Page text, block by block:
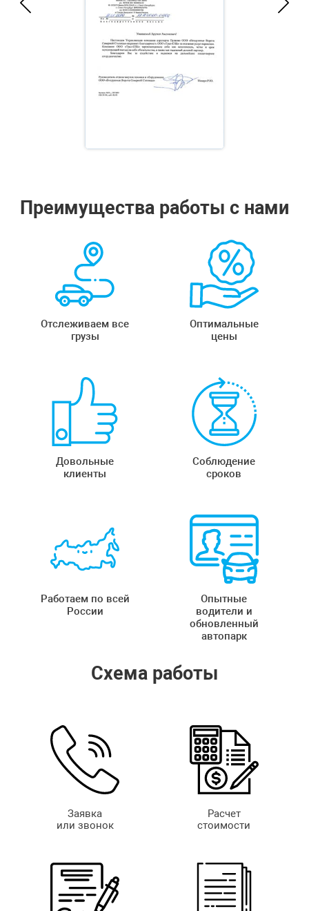
Преимущества работы с нами
Отслеживаем все
грузы
Оптимальные
цены
Довольные
клиенты
Соблюдение
сроков
Работаем по всей
России
Опытные
водители и
обновленный
автопарк
Схема работы
Заявка
или звонок
Расчет
стоимости